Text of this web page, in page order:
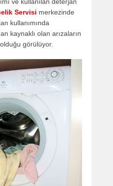
Servisi merkezinde
kullanımında
kaynaklı olan arızaların
görülüyor.